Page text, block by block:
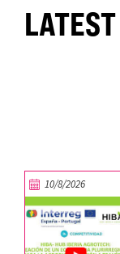
LATEST
10/8/2026